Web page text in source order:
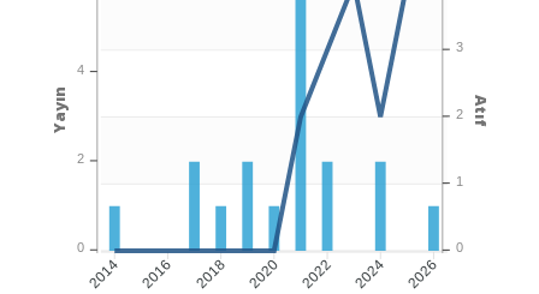
2014 2016 2018 2020 2022 2024 2026
3
2
1
0
Atıf
4
2
0
Yayın